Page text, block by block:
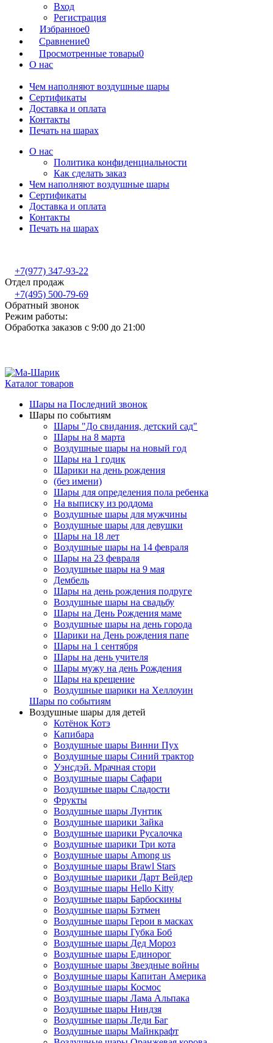
Вход
Регистрация
Избранное0
Сравнение0
Просмотренные товары0
О нас
Чем наполняют воздушные шары
Сертификаты
Доставка и оплата
Контакты
Печать на шарах
О нас
Политика конфиденциальности
Как сделать заказ
Чем наполняют воздушные шары
Сертификаты
Доставка и оплата
Контакты
Печать на шарах
+7(977) 347-93-22
Отдел продаж
+7(495) 500-79-69
Обратный звонок
Режим работы:
Обработка заказов с 9:00 до 21:00
Каталог товаров
Шары на Последний звонок
Шары по событиям
Шары "До свидания, детский сад"
Шары на 8 марта
Воздушные шары на новый год
Шары на 1 годик
Шарики на день рождения
(без имени)
Шары для определения пола ребенка
На выписку из роддома
Воздушные шары для мужчины
Воздушные шары для девушки
Шары на 18 лет
Воздушные шары на 14 февраля
Шары на 23 февраля
Воздушные шары на 9 мая
Дембель
Шары на день рождения подруге
Воздушные шары на свадьбу
Шары на День Рождения маме
Воздушные шары на день города
Шарики на День рождения папе
Шары на 1 сентября
Шары на день учителя
Шары мужу на день Рождения
Шары на крещение
Воздушные шарики на Хеллоуин
Шары по событиям
Воздушные шары для детей
Котёнок Котэ
Капибара
Воздушные шары Винни Пух
Воздушные шары Синий трактор
Уэнсдэй. Мрачная стори
Воздушные шары Сафари
Воздушные шары Сладости
Фрукты
Воздушные шары Лунтик
Воздушные шарики Зайка
Воздушные шарики Русалочка
Воздушные шарики Три кота
Воздушные шары Among us
Воздушные шары Brawl Stars
Воздушные шарики Дарт Вейдер
Воздушные шары Hello Kitty
Воздушные шары Барбоскины
Воздушные шары Бэтмен
Воздушные шары Герои в масках
Воздушные шары Губка Боб
Воздушные шары Дед Мороз
Воздушные шары Единорог
Воздушные шары Звездные войны
Воздушные шары Капитан Америка
Воздушные шары Космос
Воздушные шары Лама Альпака
Воздушные шары Ниндзя
Воздушные шары Леди Баг
Воздушные шары Майнкрафт